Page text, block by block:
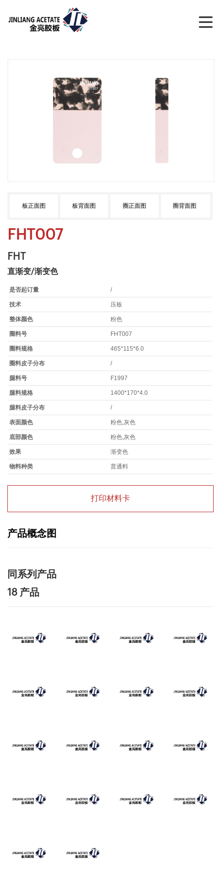
板正面图 板背面图 圈正面图 圈背面图
FHT007
FHT
直渐变/渐变色
是否起订量 /
技术 压板
整体颜色 粉色
圈料号 FHT007
圈料规格 465*115*6.0
圈料皮子分布 /
腿料号 F1997
腿料规格 1400*170*4.0
腿料皮子分布 /
表面颜色 粉色,灰色
底部颜色 粉色,灰色
效果 渐变色
物料种类 普通料
打印材料卡
产品概念图
同系列产品
18 产品